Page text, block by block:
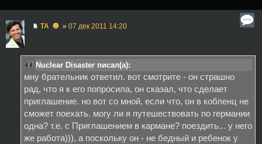
TA ☻ » 07 дек 2011 14:20
Nuclear Disaster писал(а):
мну брательник ответил. вот смотрите - он страшно
рад, что я к его попросила, он сказал, что сделает
приглашение. но вот со мной, если что, он в кобленц не
сможет поехать. могу ли я путешествовать по германии
одна? т.е. с Приглашением в кармане? поездить... у него
же работа))), а поскольку он - не бедный и ребенок у